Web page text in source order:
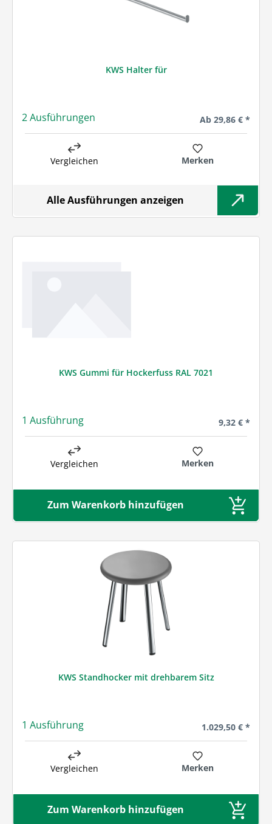
KWS Halter für
2 Ausführungen Regulärer Preis:
Ab 29,86 € *
Vergleichen Merken
Alle Ausführungen anzeigen
KWS Gummi für Hockerfuss RAL 7021
1 Ausführung Regulärer
9,32 € *
Vergleichen Merken
Zum Warenkorb hinzufügen
KWS Standhocker mit drehbarem Sitz
1 Ausführung Regulärer Preis:
1.029,50 € *
Vergleichen Merken
Zum Warenkorb hinzufügen